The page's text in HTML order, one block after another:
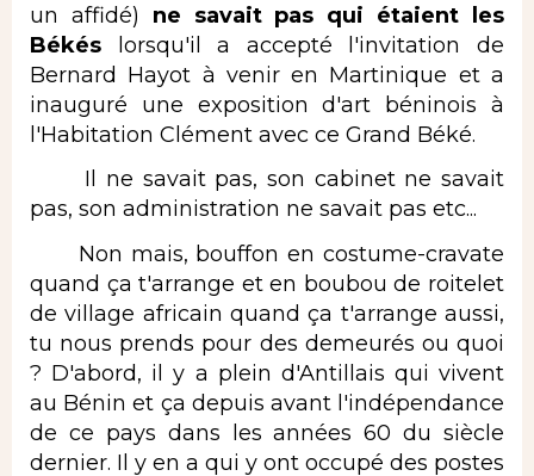
un affidé) ne savait pas qui étaient les
Békés
lorsqu'il a accepté l'invitation de
Bernard Hayot à venir en Martinique et a
inauguré une exposition d'art béninois à
l'Habitation Clément avec ce Grand Béké.
Il ne savait pas, son cabinet ne savait
pas, son administration ne savait pas etc...
Non mais, bouffon en costume-cravate
quand ça t'arrange et en boubou de roitelet
de village africain quand ça t'arrange aussi,
tu nous prends pour des demeurés ou quoi
? D'abord, il y a plein d'Antillais qui vivent
au Bénin et ça depuis avant l'indépendance
de ce pays dans les années 60 du siècle
dernier. Il y en a qui y ont occupé des postes